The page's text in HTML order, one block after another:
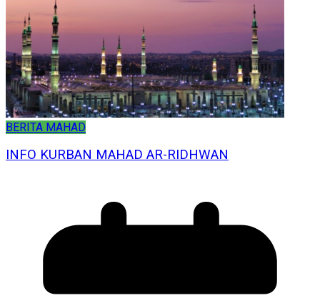
BERITA MAHAD
INFO KURBAN MAHAD AR-RIDHWAN